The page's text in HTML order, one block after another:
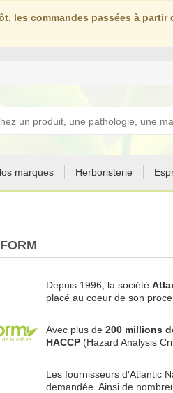
les commandes passées à
marques Herboristerie
Depuis 1996, la société
placé au coeur de son
Avec plus de 200 millions
HACCP (Hazard Analysis
Les fournisseurs d'Atlantic
demandée. Ainsi de